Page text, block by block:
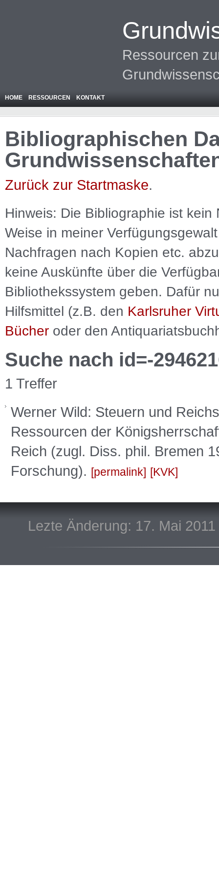
Ressourcen
HOME RESSOURCEN KONTAKT
Bibliographischen
Zurück zur Startmaske.
Hinweis: Die Bibliographie ist kein
Weise in meiner
Nachfragen nach Kopien etc.
keine Auskünfte über die
Bibliothekssystem geben. Dafür
Hilfsmittel (z.B. den Karlsruher
Bücher oder den
Suche nach id=-
1 Treffer
Werner Wild: Steuern und
Ressourcen der
Reich (zugl. Diss. phil. Bremen
Forschung).
permalink KVK
Lezte Änderung: 17. Mai